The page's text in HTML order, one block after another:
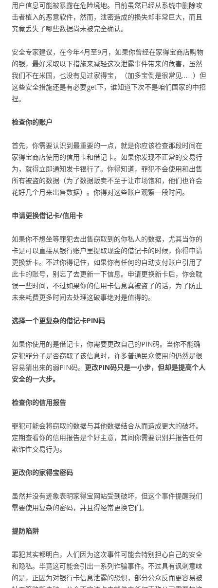
用户信息可能被暴露在危险境地。目前虽然已经从系统中删除攻
击者植入的恶意软件，然而，泄密造成的损失却非常巨大，而且
究竟丢失了哪些数据尚未被完全确认。
安全专家建议，在今年4月至9月，如果你曾经在家得宝商店购物
的银，最好采取以下措施来减轻这次泄露事件带来的危害，虽然
我们不在米国，也没有见过家得宝，（加多宝倒是很常见……）但
这些安全措施还是有必要get下，谁知道下次不是咱们国家的中招
捏。
检查你的账户
首先，你需要认识到最重要的一点，就是你应该检查那段时间在
家得宝商店使用的信用卡和借记卡。如果你发现不正常的交易行
为，就得立即通知发卡银行了。你得知道，罪犯不会使用和出售
所有被盗的数据（为了数据贩卖不至于让市场饱和，他们也许会
花好几个月来出售数据）。你得对这些账户观察一段时间。
申请更换借记卡/信用卡
如果你不想坐等罪犯去出售窃取到的你私人的数据，尤其当你的
卡是可以直接从银行账户里提取现金的借记卡的时候，你得申请
更换新卡。不过你得记住，如果你有任何的自动支付账户引用了
此卡的账号，别忘了去更新一下信息。申请更换新卡后，你会耽
误一些时间，不过如果你的信用卡信息真被盗了的话，为了防止
未来耗费更多时间去处理这破事绝对是值得的。
选择一个更复杂的借记卡PIN码
如果你使用的是借记卡，你需要更改自己的PIN码。当你不能确
定犯罪分子是否窃取了该信息时，许多普通民众使用的仍然是很
容易猜出来的弱PIN码。 更改PIN码只是一小步，但却是提高个人
安全的一大步。
检查你的信用报告
罪犯可能会将窃取的数据与其他数据结合从而造成更大的破坏。
定期查看你的信用报告是个好主意，其间你需要识别并报告任何
欺诈性交易行为。
更改你的家得宝密码
虽然并没有迹象表明家得宝网站受到破坏，但这个事件提醒我们
需要使用复杂的密码，并且得经常更换它们。
提防陷阱
罪犯其实都明白，人们因为这次事件可能会特别担心自己的安全
和隐私。毕竟这可能会引出一系列诈骗事件。不过具有讽刺意味
的是，正因为对银行卡信息泄露的恐惧，部分公众反而更容易被